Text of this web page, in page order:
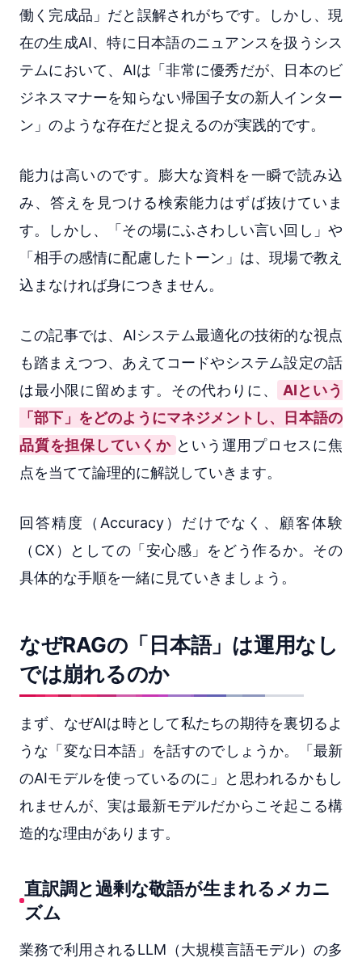
働く完成品」だと誤解されがちです。しかし、現
在の生成AI、特に日本語のニュアンスを扱うシス
テムにおいて、AIは「非常に優秀だが、日本のビ
ジネスマナーを知らない帰国子女の新人インター
ン」のような存在だと捉えるのが実践的です。
能力は高いのです。膨大な資料を一瞬で読み込
み、答えを見つける検索能力はずば抜けていま
す。しかし、「その場にふさわしい言い回し」や
「相手の感情に配慮したトーン」は、現場で教え
込まなければ身につきません。
この記事では、AIシステム最適化の技術的な視点
も踏まえつつ、あえてコードやシステム設定の話
は最小限に留めます。その代わりに、
AIという
「部下」をどのようにマネジメントし、日本語の
品質を担保していくか という運用プロセスに焦
点を当てて論理的に解説していきます。
回答精度（Accuracy）だけでなく、顧客体験
（CX）としての「安心感」をどう作るか。その
具体的な手順を一緒に見ていきましょう。
なぜRAGの「日本語」は運用なし
では崩れるのか
まず、なぜAIは時として私たちの期待を裏切るよ
うな「変な日本語」を話すのでしょうか。「最新
のAIモデルを使っているのに」と思われるかもし
れませんが、実は最新モデルだからこそ起こる構
造的な理由があります。
直訳調と過剰な敬語が生まれるメカニ
ズム
業務で利用されるLLM（大規模言語モデル）の多